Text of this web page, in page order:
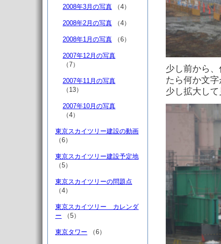
少し前から
たら何か文
少し拡大し
2008年3月の写真 （4）
2008年2月の写真 （4）
2008年1月の写真 （6）
2007年12月の写真
（7）
2007年11月の写真
（13）
2007年10月の写真
（4）
東京スカイツリー建設の動画
（6）
東京スカイツリー建設予定地
（5）
東京スカイツリーの問題点
（4）
東京スカイツリー カレンダ
ー （5）
東京タワー （6）